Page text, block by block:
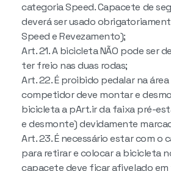
categoria Speed. Capacete de
deverá ser usado
Speed e Revezamento);
Art. 21. A bicicleta NÃO pode ser
ter freio nas duas rodas;
Art. 22. É proibido pedalar na
competidor deve montar e
bicicleta a pArt.ir da faixa pré-
e desmonte) devidamente
Art. 23. É necessário estar com o
para retirar e colocar a bicicleta
capacete deve ficar afivelado